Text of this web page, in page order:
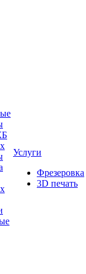
Услуги
Фрезеровка
3D печать